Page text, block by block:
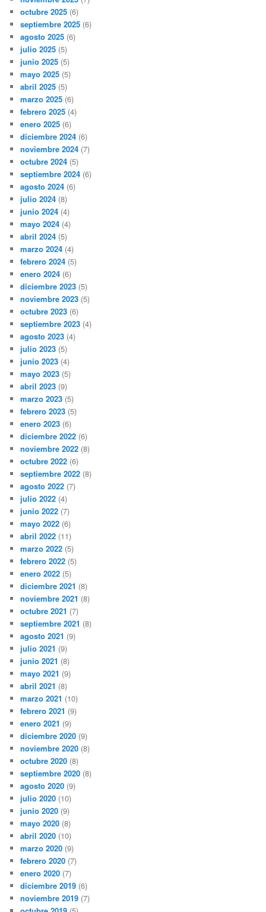
octubre 2025 (6)
septiembre 2025 (6)
agosto 2025 (6)
julio 2025 (5)
junio 2025 (5)
mayo 2025 (5)
abril 2025 (5)
marzo 2025 (6)
febrero 2025 (4)
enero 2025 (6)
diciembre 2024 (6)
noviembre 2024 (7)
octubre 2024 (5)
septiembre 2024 (6)
agosto 2024 (6)
julio 2024 (8)
junio 2024 (4)
mayo 2024 (4)
abril 2024 (5)
marzo 2024 (4)
febrero 2024 (5)
enero 2024 (6)
diciembre 2023 (5)
noviembre 2023 (5)
octubre 2023 (6)
septiembre 2023 (4)
agosto 2023 (4)
julio 2023 (5)
junio 2023 (4)
mayo 2023 (5)
abril 2023 (9)
marzo 2023 (5)
febrero 2023 (5)
enero 2023 (6)
diciembre 2022 (6)
noviembre 2022 (8)
octubre 2022 (6)
septiembre 2022 (8)
agosto 2022 (7)
julio 2022 (4)
junio 2022 (7)
mayo 2022 (6)
abril 2022 (11)
marzo 2022 (5)
febrero 2022 (5)
enero 2022 (5)
diciembre 2021 (8)
noviembre 2021 (8)
octubre 2021 (7)
septiembre 2021 (8)
agosto 2021 (9)
julio 2021 (9)
junio 2021 (8)
mayo 2021 (9)
abril 2021 (8)
marzo 2021 (10)
febrero 2021 (9)
enero 2021 (9)
diciembre 2020 (9)
noviembre 2020 (8)
octubre 2020 (8)
septiembre 2020 (8)
agosto 2020 (9)
julio 2020 (10)
junio 2020 (9)
mayo 2020 (8)
abril 2020 (10)
marzo 2020 (9)
febrero 2020 (7)
enero 2020 (7)
diciembre 2019 (6)
noviembre 2019 (7)